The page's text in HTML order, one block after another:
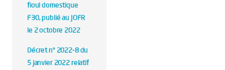
fioul domestique
F30, publié au JOFR
le 2 octobre 2022
Décret n° 2022-8 du
5 janvier 2022 relatif